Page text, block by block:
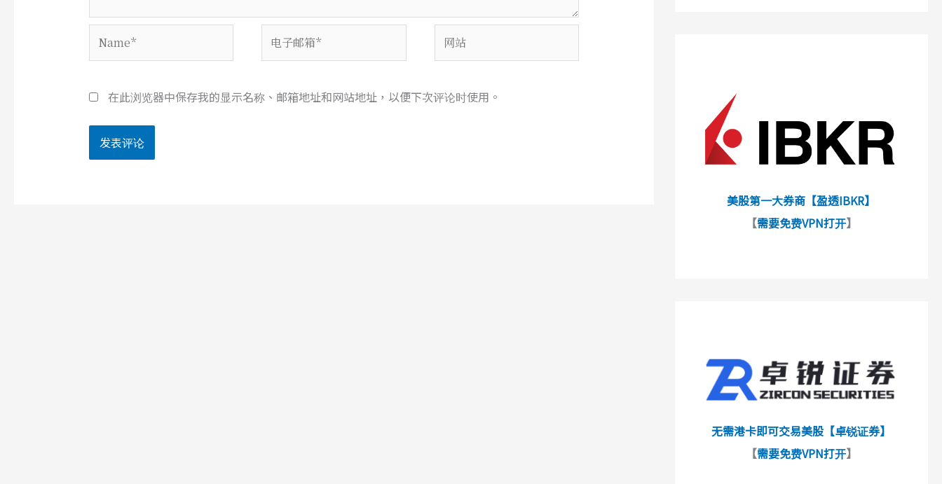
子
*
在此浏览器中保存我的显示名称、邮箱地址和网站地址，以便下次评论时使用。
美股第一大券商【盈透IBKR】
【需要免费VPN打开】
无需港卡即可交易美股【卓锐证券】
【需要免费VPN打开】